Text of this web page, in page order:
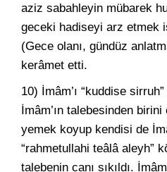
aziz sabahleyin mübarek
geceki hadiseyi arz etmek
(Gece olanı, gündüz
kerâmet etti.
10) İmâm’ı “kuddise
İmâm’ın talebesinden
yemek koyup kendisi de
“rahmetullahi teâlâ aleyh”
talebenin canı sıkıldı.